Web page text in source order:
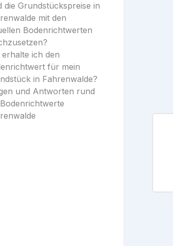
die Grundstückspreise in
mit den
Bodenrichtwerten
erhalte ich den
für mein
in Fahrenwalde?
und Antworten rund